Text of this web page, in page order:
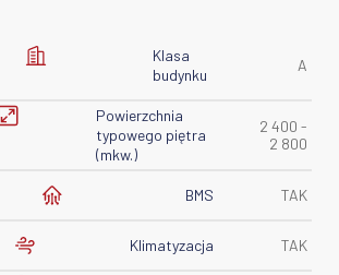
Klasa
budynku
A
Powierzchnia
typowego piętra
(mkw.)
2 400 -
2 800
BMS TAK
Klimatyzacja TAK